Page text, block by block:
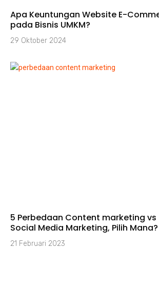
Apa Keuntungan Website E-
pada Bisnis UMKM?
29 Oktober 2024
5 Perbedaan Content marketing vs
Social Media Marketing, Pilih Mana?
21 Februari 2023